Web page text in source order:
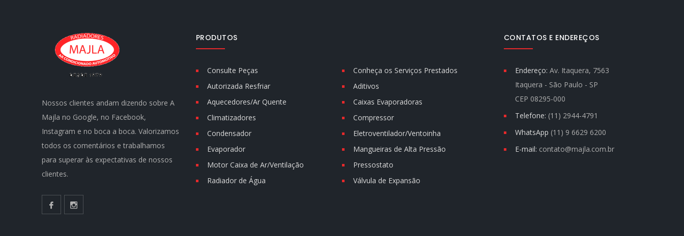
Nossos clientes andam dizendo sobre A
Majla no Google, no Facebook,
Instagram e no boca a boca. Valorizamos
todos os comentários e trabalhamos
para superar às expectativas de nossos
clientes.
PRODUTOS
Consulte Peças
Conheça os Serviços Prestados
Autorizada Resfriar
Aditivos
Aquecedores/Ar Quente
Caixas Evaporadoras
Climatizadores
Compressor
Condensador
Eletroventilador/Ventoinha
Evaporador
Mangueiras de Alta Pressão
Motor Caixa de Ar/Ventilação
Pressostato
Radiador de Água
Válvula de Expansão
CONTATOS E ENDEREÇOS
Endereço: Av. Itaquera, 7563
Itaquera - São Paulo - SP
CEP 08295-000
Telefone: (11) 2944-4791
WhatsApp (11) 9 6629 6200
E-mail: contato@majla.com.br